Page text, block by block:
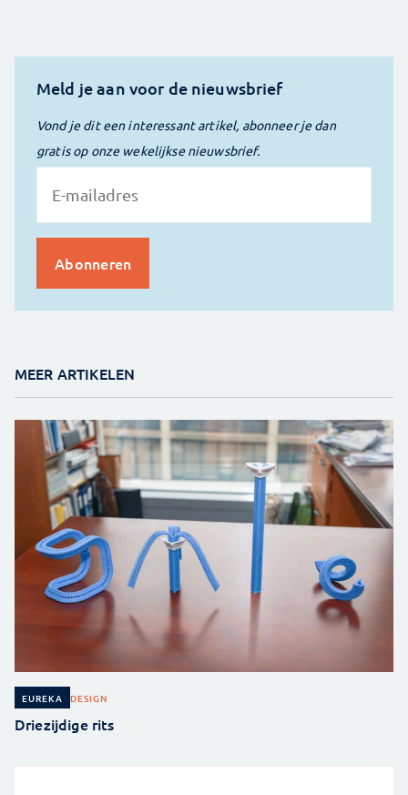
Meld je aan voor de nieuwsbrief
Vond je dit een interessant artikel, abonneer je dan
gratis op onze wekelijkse nieuwsbrief.
MEER ARTIKELEN
EUREKA DESIGN
Driezijdige rits